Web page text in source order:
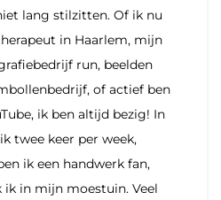
lang stilzitten. Of ik nu
in Haarlem, mijn
run, beelden
of actief ben
ik ben altijd bezig! In
twee keer per week,
ik een handwerk fan,
ik in mijn moestuin. Veel